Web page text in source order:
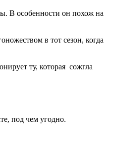
В особенности он похож на
в тот сезон, когда
ту, которая сожгла
под чем угодно.